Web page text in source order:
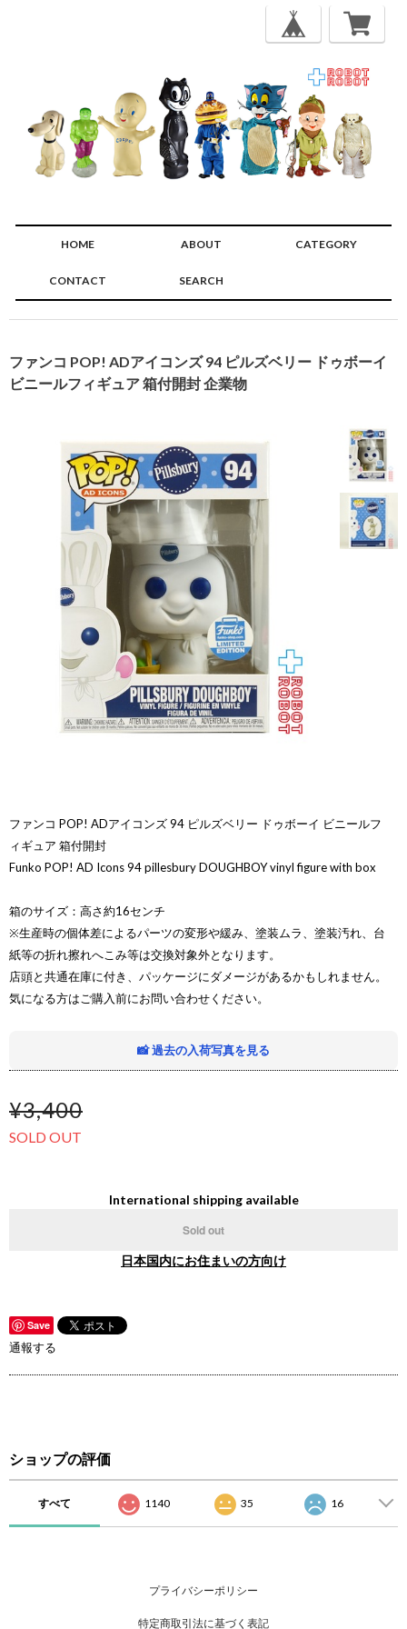
HOME ABOUT CATEGORY
CONTACT SEARCH
ファンコ POP! ADアイコンズ 94 ピルズベリー ドゥボーイ
ビニールフィギュア 箱付開封 企業物
ファンコ POP! ADアイコンズ 94 ピルズベリー ドゥボーイ ビニールフ
ィギュア 箱付開封
Funko POP! AD Icons 94 pillesbury DOUGHBOY vinyl figure with box
箱のサイズ：高さ約16センチ
※生産時の個体差によるパーツの変形や緩み、塗装ムラ、塗装汚れ、台
紙等の折れ擦れへこみ等は交換対象外となります。
店頭と共通在庫に付き、パッケージにダメージがあるかもしれません。
気になる方はご購入前にお問い合わせください。
📸 過去の入荷写真を見る
¥3,400
SOLD OUT
International shipping available
Sold out
日本国内にお住まいの方向け
Save
通報する
ショップの評価
すべて 1140 35 16
プライバシーポリシー
特定商取引法に基づく表記